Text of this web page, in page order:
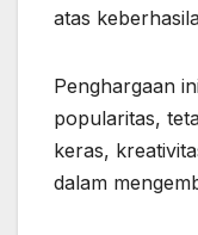
atas
Penghargaan
popularitas,
keras,
dalam